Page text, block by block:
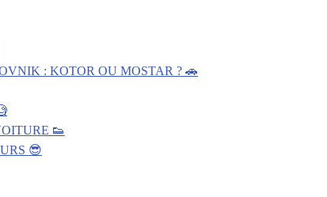
: KOTOR OU MOSTAR ? 🚗
👟
😎